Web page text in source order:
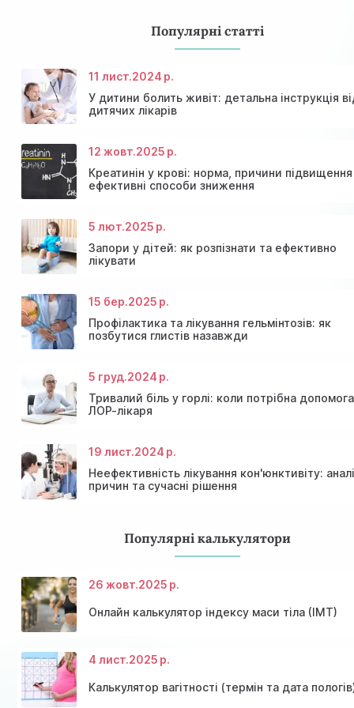
Знижки та акції на масаж у Київі
Консультація ендокринолога та діагностика
залози
Діагностика щитовидної залози
Акція: 20% знижки на консультації лікарів!
Популярні статті
11 лист.2024 р.
У дитини болить живіт: детальна інструкція
дитячих лікарів
12 жовт.2025 р.
Креатинін у крові: норма, причини
ефективні способи зниження
5 лют.2025 р.
Запори у дітей: як розпізнати та ефективно
лікувати
15 бер.2025 р.
Профілактика та лікування гельмінтозів: як
позбутися глистів назавжди
5 груд.2024 р.
Тривалий біль у горлі: коли потрібна допомога
ЛОР-лікаря
19 лист.2024 р.
Неефективність лікування кон'юнктивіту:
причин та сучасні рішення
Популярні калькулятори
26 жовт.2025 р.
Онлайн калькулятор індексу маси тіла (ІМТ)
4 лист.2025 р.
Калькулятор вагітності (термін та дата